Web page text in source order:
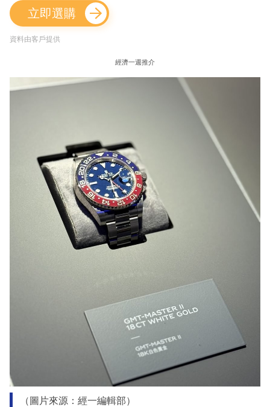
立即選購
資料由客戶提供
經濟一週推介
（圖片來源：經一編輯部）